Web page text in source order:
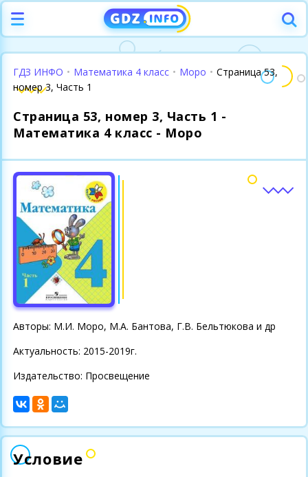
ГДЗ ИНФО • Математика 4 класс • Моро • Страница 53,
номер 3, Часть 1
Страница 53, номер 3, Часть 1 -
Математика 4 класс - Моро
Авторы: М.И. Моро, М.А. Бантова, Г.В. Бельтюкова и др
Актуальность: 2015-2019г.
Издательство: Просвещение
Условие